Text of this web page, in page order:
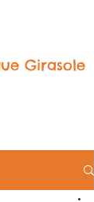
Girasole